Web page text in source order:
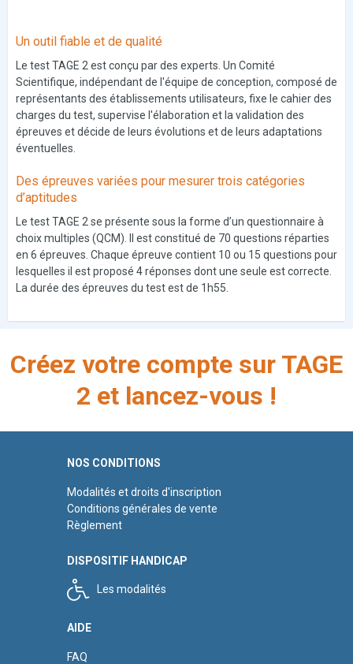
Un outil fiable et de qualité
Le test TAGE 2 est conçu par des experts. Un Comité
Scientifique, indépendant de l'équipe de conception, composé de
représentants des établissements utilisateurs, fixe le cahier des
charges du test, supervise l'élaboration et la validation des
épreuves et décide de leurs évolutions et de leurs adaptations
éventuelles.
Des épreuves variées pour mesurer trois catégories
d’aptitudes
Le test TAGE 2 se présente sous la forme d’un questionnaire à
choix multiples (QCM). Il est constitué de 70 questions réparties
en 6 épreuves. Chaque épreuve contient 10 ou 15 questions pour
lesquelles il est proposé 4 réponses dont une seule est correcte.
La durée des épreuves du test est de 1h55.
Créez votre compte sur TAGE
2 et lancez-vous !
NOS CONDITIONS
Modalités et droits d'inscription
Conditions générales de vente
Règlement
DISPOSITIF HANDICAP
Les modalités
AIDE
FAQ